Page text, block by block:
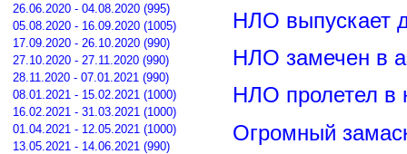
26.06.2020 - 04.08.2020 (995)
05.08.2020 - 16.09.2020 (1005)
17.09.2020 - 26.10.2020 (990)
27.10.2020 - 27.11.2020 (990)
28.11.2020 - 07.01.2021 (990)
08.01.2021 - 15.02.2021 (1000)
16.02.2021 - 31.03.2021 (1000)
01.04.2021 - 12.05.2021 (1000)
13.05.2021 - 14.06.2021 (990)
НЛО выпускает
НЛО замечен в
НЛО пролетел в
Огромный